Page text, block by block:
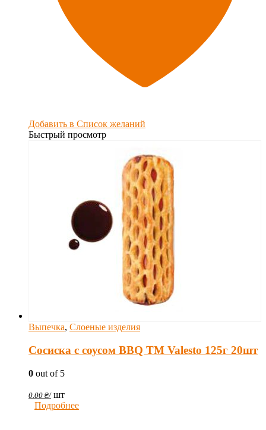
Добавить в Список желаний
Быстрый просмотр
Выпечка, Слоеные изделия
Сосиска с соусом BBQ TM Valesto 125г 20шт
0 out of 5
0.00 ₴/ шт
Подробнее